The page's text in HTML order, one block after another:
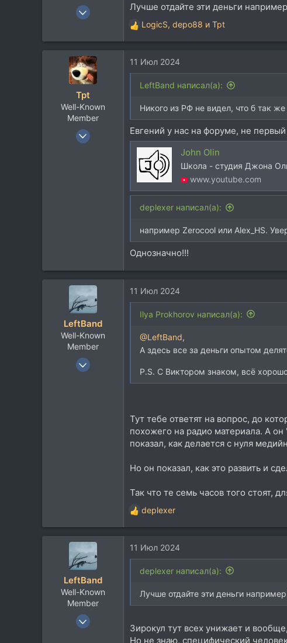
9 Янв 2012
113
Лучше отдайте эти деньги
Р
е
к
ц
LogicS, depo88 и Tpt
Tpt
Well-Known
Member
3 Июл 2005
11 Июл 2024
LeftBand написал(а):
Никого из РФ не видел, что б так
Евгений у нас на форуме, не первый
John Olin
Школа - студия Джона
www.youtube.com
deplexer написал(а):
например Zerocool или Alex_HS.
Однозначно!!!
LeftBand
Well-Known
Member
24 Июл 2008
11 Июл 2024
Ilya Prokhorov написал(а):
@LeftBand,
А здесь все за деньги опытом
P.S. С Виктором знаком, всё
Тут тебе ответят на вопрос, до
похожего на радио материала. А
показал, как делается с нуля
Но он показал, как это развить и
Так что те семь часов того стоят,
Р
е
к
ц
deplexer
LeftBand
Well-Known
Member
24 Июл 2008
11 Июл 2024
deplexer написал(а):
Лучше отдайте эти деньги
Зирокул тут всех унижает и
Но не знаю, специфический